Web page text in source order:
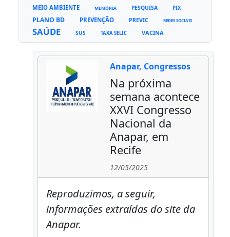
MEIO AMBIENTE MEMÓRIA PESQUISA PIX
PLANO BD PREVENÇÃO PREVIC REDES SOCIAIS
SAÚDE SUS TAXA SELIC VACINA
Anapar, Congressos
Na próxima
semana acontece
XXVI Congresso
Nacional da
Anapar, em
Recife
12/05/2025
Reproduzimos, a seguir,
informações extraídas do site da
Anapar.